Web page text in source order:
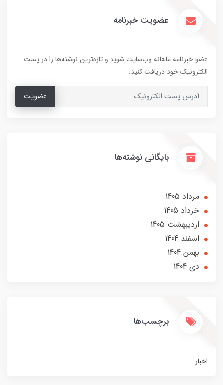
عضویت خبرنامه
عضو خبرنامه ماهانه وب‌سایت شوید و تازه‌ترین نوشته‌ها را در پست
الکترونیک خود دریافت کنید.
عضویت
بایگانی نوشته‌ها
مرداد 1405
خرداد 1405
ارديبهشت 1405
اسفند 1404
بهمن 1404
دی 1404
برچسب‌ها
اخبار